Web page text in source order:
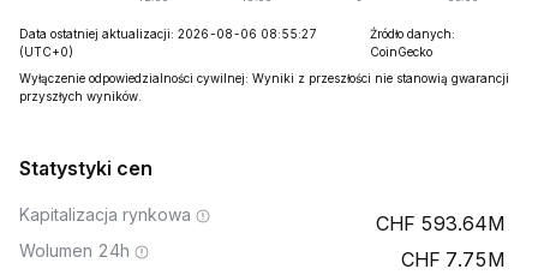
Data ostatniej aktualizacji: 2026-08-06 08:55:27
(UTC+0)
Źródło danych:
CoinGecko
Wyłączenie odpowiedzialności cywilnej: Wyniki z przeszłości nie stanowią gwarancji
przyszłych wyników.
Statystyki cen
Kapitalizacja rynkowa 593.64M
Wolumen 24h 7.75M